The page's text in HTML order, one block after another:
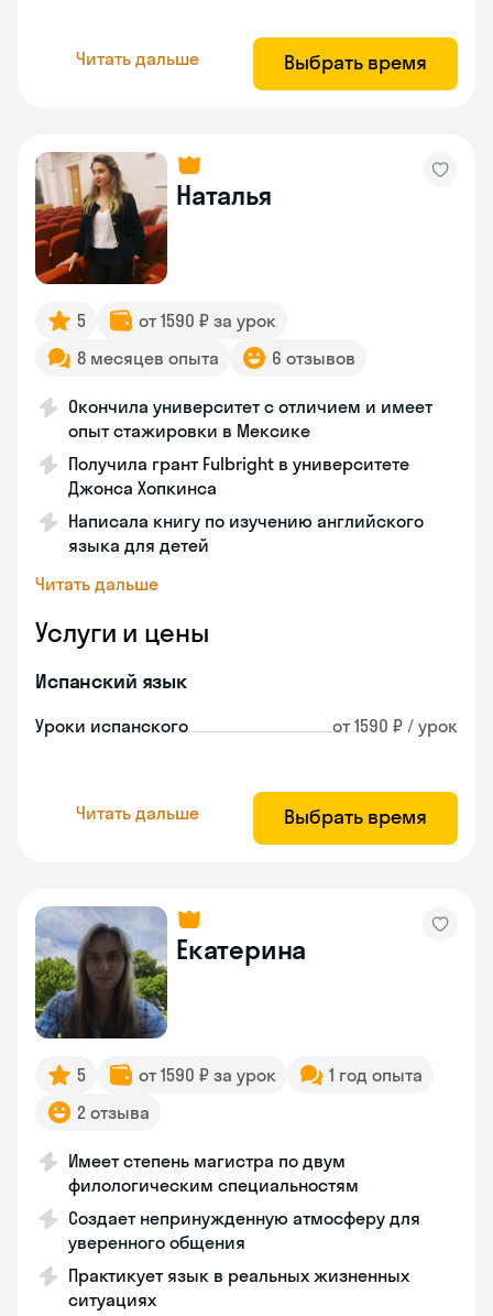
Читать дальше Выбрать время
Наталья
5
от 1590 ₽ за урок
8 месяцев опыта
6 отзывов
Окончила университет с отличием и имеет
опыт стажировки в Мексике
Получила грант Fulbright в университете
Джонса Хопкинса
Написала книгу по изучению английского
языка для детей
Читать дальше
Услуги и цены
Испанский язык
Уроки испанского от 1590 ₽ / урок
Читать дальше Выбрать время
Екатерина
5 от 1590 ₽ за урок
1 год опыта
2 отзыва
Имеет степень магистра по двум
филологическим специальностям
Создает непринужденную атмосферу для
уверенного общения
Практикует язык в реальных жизненных
ситуациях